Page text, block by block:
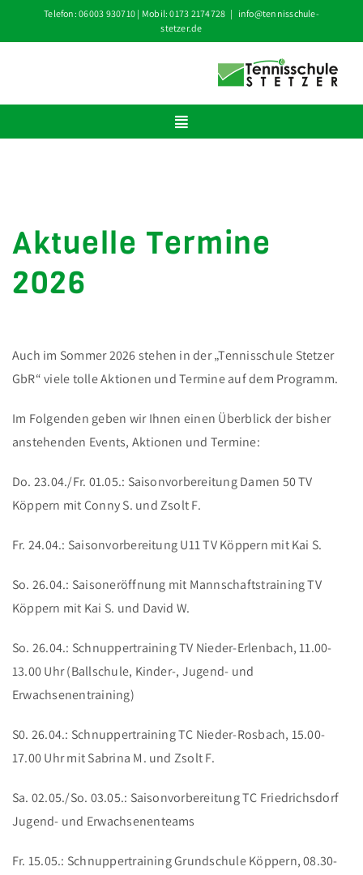
Telefon: 06003 930710 | Mobil: 0173 2174728 | info@tennisschule-
stetzer.de
Toggle
ÜBER UNS
SPORT-SHOP
KONTAKT
Aktuelle Termine
2026
Auch im Sommer 2026 stehen in der „Tennisschule Stetzer
GbR“ viele tolle Aktionen und Termine auf dem Programm.
Im Folgenden geben wir Ihnen einen Überblick der bisher
anstehenden Events, Aktionen und Termine:
Do. 23.04./Fr. 01.05.: Saisonvorbereitung Damen 50 TV
Köppern mit Conny S. und Zsolt F.
Fr. 24.04.: Saisonvorbereitung U11 TV Köppern mit Kai S.
So. 26.04.: Saisoneröffnung mit Mannschaftstraining TV
Köppern mit Kai S. und David W.
So. 26.04.: Schnuppertraining TV Nieder-Erlenbach, 11.00-
13.00 Uhr (Ballschule, Kinder-, Jugend- und
Erwachsenentraining)
S0. 26.04.: Schnuppertraining TC Nieder-Rosbach, 15.00-
17.00 Uhr mit Sabrina M. und Zsolt F.
Sa. 02.05./So. 03.05.: Saisonvorbereitung TC Friedrichsdorf
Jugend- und Erwachsenenteams
Fr. 15.05.: Schnuppertraining Grundschule Köppern, 08.30-